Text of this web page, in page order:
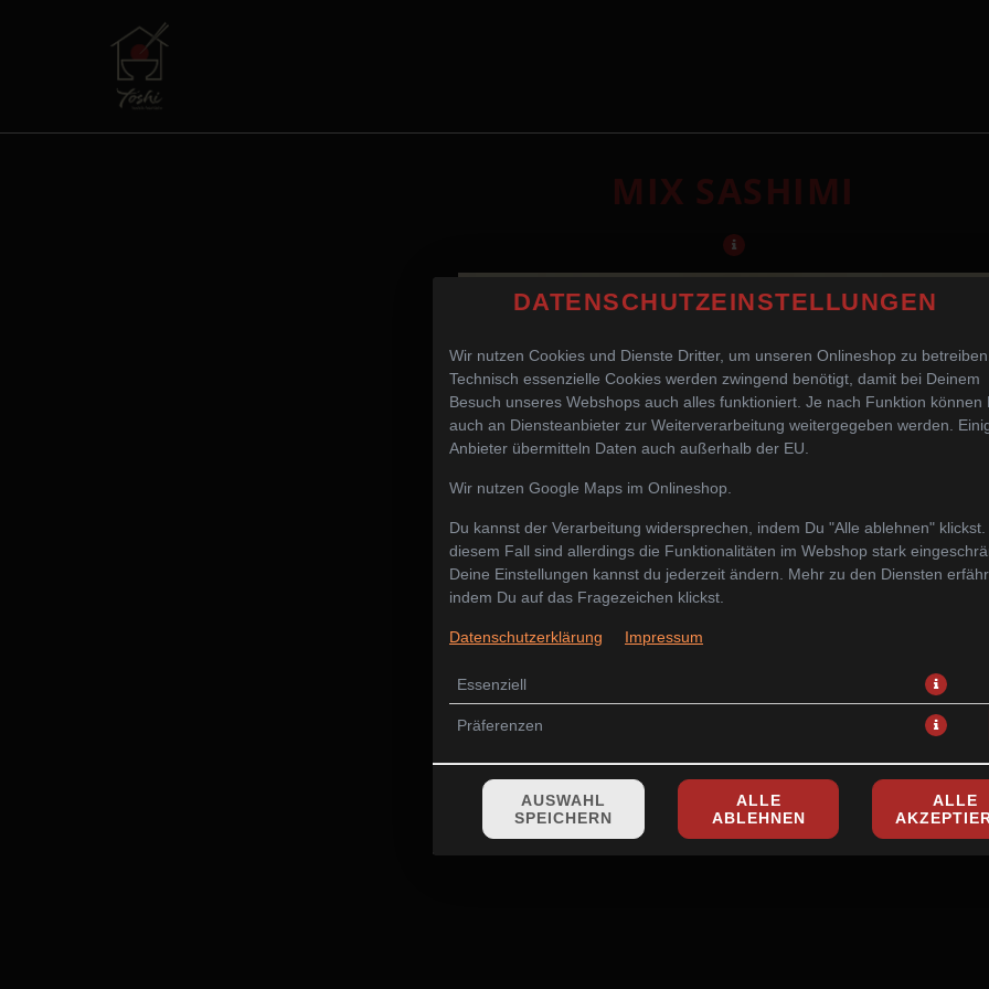
MIX SASHIMI
18 gemischte Scheiben Fischsorten
* Die Preise können nach Auswahl des Stores variieren.
DATENSCHUTZEINSTELLUNGEN
Wir nutzen Cookies und Dienste Dritter, um unseren Onlineshop zu betreiben.
Technisch essenzielle Cookies werden zwingend benötigt, damit bei Deinem
Besuch unseres Webshops auch alles funktioniert. Je nach Funktion können
auch an Diensteanbieter zur Weiterverarbeitung weitergegeben werden.
Anbieter übermitteln Daten auch außerhalb der EU.
Wir nutzen Google Maps im Onlineshop.
Du kannst der Verarbeitung widersprechen, indem Du "Alle ablehnen" klickst.
diesem Fall sind allerdings die Funktionalitäten im Webshop stark
Deine Einstellungen kannst du jederzeit ändern. Mehr zu den Diensten
indem Du auf das Fragezeichen klickst.
Datenschutzerklärung Impressum
Essenziell
Präferenzen
AUSWAHL
SPEICHERN
ALLE
ABLEHNEN
ALLE